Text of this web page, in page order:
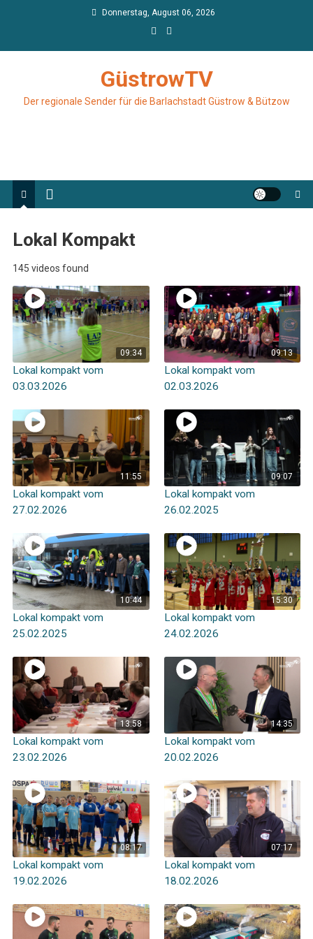
Donnerstag, August 06, 2026
GüstrowTV
Der regionale Sender für die Barlachstadt Güstrow & Bützow
Lokal Kompakt
145 videos found
09:34
Lokal kompakt vom
03.03.2026
09:13
Lokal kompakt vom
02.03.2026
11:55
Lokal kompakt vom
27.02.2026
09:07
Lokal kompakt vom
26.02.2025
10:44
Lokal kompakt vom
25.02.2025
15:30
Lokal kompakt vom
24.02.2026
13:58
Lokal kompakt vom
23.02.2026
14:35
Lokal kompakt vom
20.02.2026
08:17
Lokal kompakt vom
19.02.2026
07:17
Lokal kompakt vom
18.02.2026